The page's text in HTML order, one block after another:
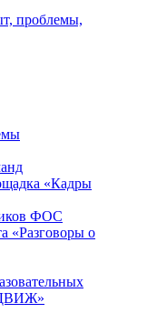
проблемы,
«Кадры
ФОС
«Разговоры о